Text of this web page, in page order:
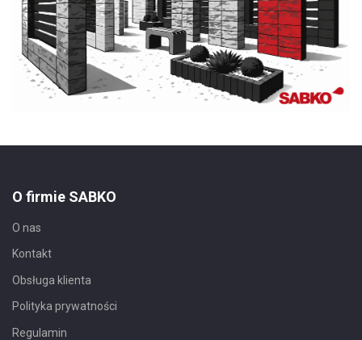
O firmie SABKO
O nas
Kontakt
Obsługa klienta
Polityka prywatności
Regulamin